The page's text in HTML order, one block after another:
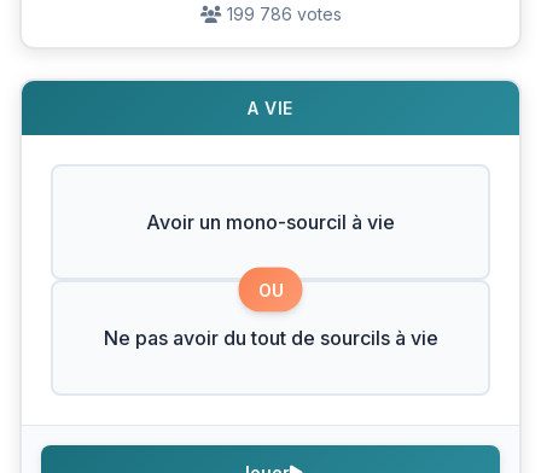
199 786 votes
A VIE
Avoir un mono-sourcil à vie
OU
Ne pas avoir du tout de sourcils à vie